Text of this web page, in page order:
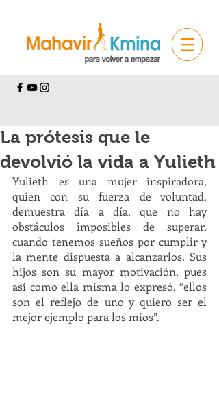
La prótesis que le
devolvió la vida a Yulieth
Yulieth es una mujer inspiradora,
quien con su fuerza de voluntad,
demuestra día a día, que no hay
obstáculos imposibles de superar,
cuando tenemos sueños por cumplir y
la mente dispuesta a alcanzarlos. Sus
hijos son su mayor motivación, pues
así como ella misma lo expresó, “ellos
son el reflejo de uno y quiero ser el
mejor ejemplo para los míos”.